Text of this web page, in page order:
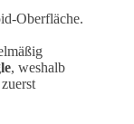
Oberfläche.
, weshalb